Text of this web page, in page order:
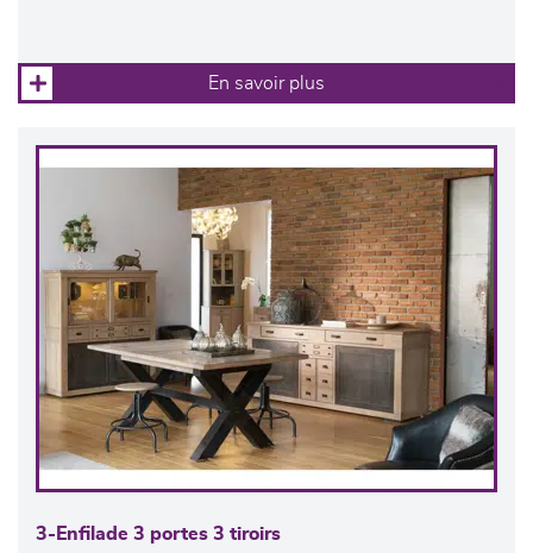
En savoir plus
3-Enfilade 3 portes 3 tiroirs